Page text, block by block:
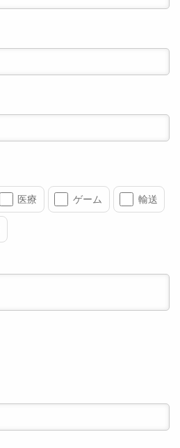
医療 ゲーム 輸送